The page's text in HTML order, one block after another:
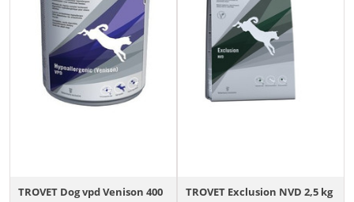
TROVET Dog vpd Venison 400
TROVET Exclusion NVD 2,5 kg